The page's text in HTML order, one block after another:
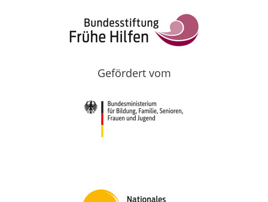
Gefördert vom